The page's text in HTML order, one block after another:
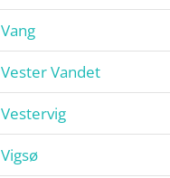
Vang
Vester Vandet
Vestervig
Vigsø